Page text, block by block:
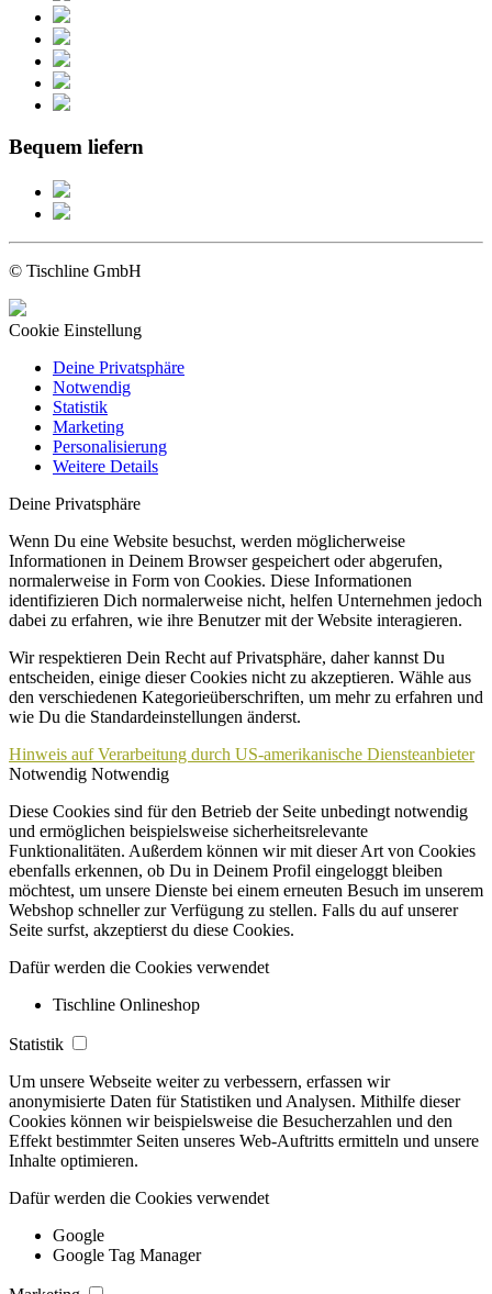
Bequem liefern
© Tischline GmbH
Cookie Einstellung
Deine Privatsphäre
Notwendig
Statistik
Marketing
Personalisierung
Weitere Details
Deine Privatsphäre
Wenn Du eine Website besuchst, werden möglicherweise
Informationen in Deinem Browser gespeichert oder abgerufen,
normalerweise in Form von Cookies. Diese Informationen
identifizieren Dich normalerweise nicht, helfen Unternehmen jedoch
dabei zu erfahren, wie ihre Benutzer mit der Website interagieren.
Wir respektieren Dein Recht auf Privatsphäre, daher kannst Du
entscheiden, einige dieser Cookies nicht zu akzeptieren. Wähle aus
den verschiedenen Kategorieüberschriften, um mehr zu erfahren und
wie Du die Standardeinstellungen änderst.
Hinweis auf Verarbeitung durch US-amerikanische Diensteanbieter
Notwendig Notwendig
Diese Cookies sind für den Betrieb der Seite unbedingt notwendig
und ermöglichen beispielsweise sicherheitsrelevante
Funktionalitäten. Außerdem können wir mit dieser Art von Cookies
ebenfalls erkennen, ob Du in Deinem Profil eingeloggt bleiben
möchtest, um unsere Dienste bei einem erneuten Besuch im unserem
Webshop schneller zur Verfügung zu stellen. Falls du auf unserer
Seite surfst, akzeptierst du diese Cookies.
Dafür werden die Cookies verwendet
Tischline Onlineshop
Statistik
Um unsere Webseite weiter zu verbessern, erfassen wir
anonymisierte Daten für Statistiken und Analysen. Mithilfe dieser
Cookies können wir beispielsweise die Besucherzahlen und den
Effekt bestimmter Seiten unseres Web-Auftritts ermitteln und unsere
Inhalte optimieren.
Dafür werden die Cookies verwendet
Google
Google Tag Manager